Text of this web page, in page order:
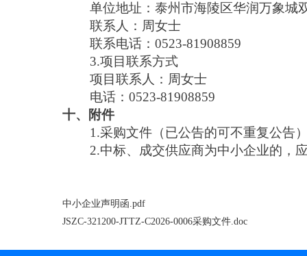
单位地址：泰州市海陵区华润万象城
联系人：周女士
联系电话：0523-81908859
3.项目联系方式
项目联系人：周女士
电话：0523-81908859
十、附件
1.采购文件（已公告的可不重复公告
2.中标、成交供应商为中小企业的，
中小企业声明函.pdf
JSZC-321200-JTTZ-C2026-0006采购文件.doc